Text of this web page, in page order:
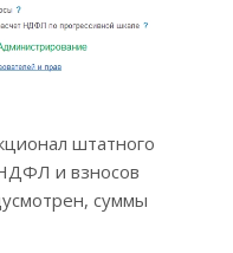
штатного
и взносов
суммы